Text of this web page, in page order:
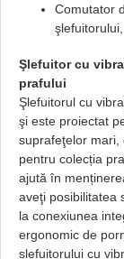
Comutator
Şlefuitor cu
prafului
Şlefuitorul cu
şi este proiectat
suprafeţelor mari,
pentru colecția
ajută în
aveţi posibilitatea
la conexiunea
ergonomic de
șlefuitorului cu